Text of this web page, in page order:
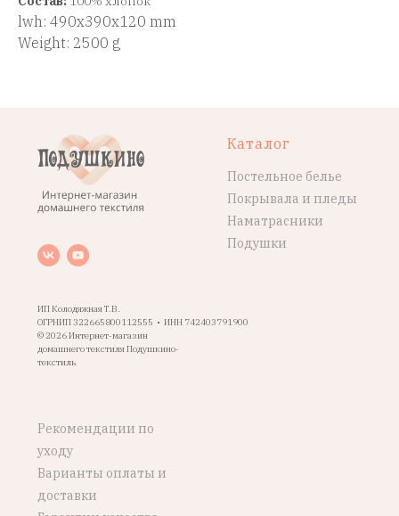
lwh: 490x390x120 mm
Weight: 2500 g
ИП Колодяжная Т.В.
ОГРНИП 322665800112555 • ИНН 742403791900
© 2026 Интернет-магазин
домашнего текстиля Подушкино-
текстиль
Каталог
Постельное белье
Покрывала и пледы
Наматрасники
Подушки
Рекомендации по
уходу
Варианты оплаты и
доставки